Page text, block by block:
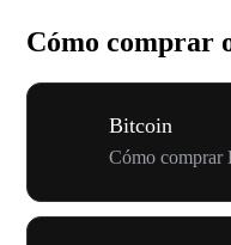
Cómo comprar
Bitcoin
Cómo comprar